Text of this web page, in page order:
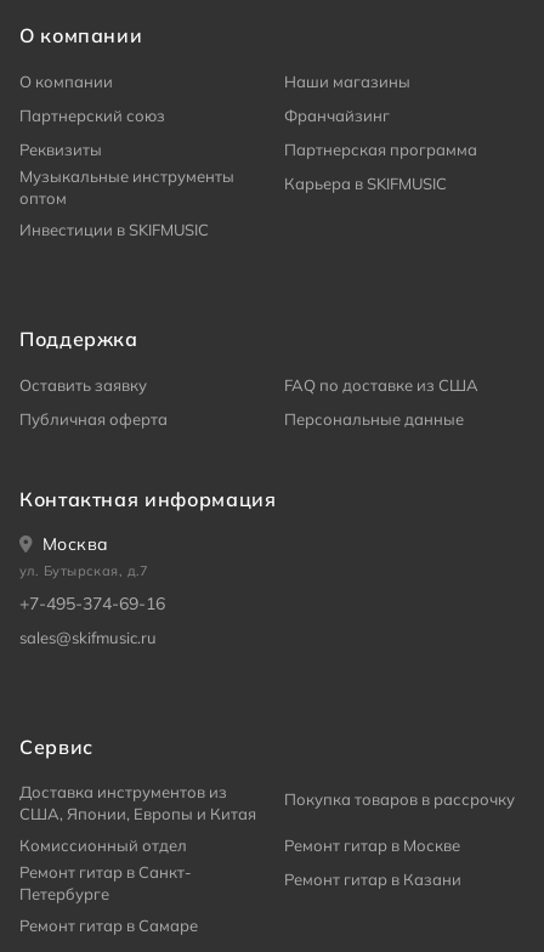
О компании
О компании
Наши магазины
Партнерский союз
Франчайзинг
Реквизиты
Партнерская программа
Музыкальные инструменты
оптом
Карьера в SKIFMUSIC
Инвестиции в SKIFMUSIC
Поддержка
Оставить заявку
FAQ по доставке из США
Публичная оферта
Персональные данные
Контактная информация
Москва
ул. Бутырская, д.7
+7-495-374-69-16
sales@skifmusic.ru
Сервис
Доставка инструментов из
США, Японии, Европы и Китая
Покупка товаров в рассрочку
Комиссионный отдел
Ремонт гитар в Москве
Ремонт гитар в Санкт-
Петербурге
Ремонт гитар в Казани
Ремонт гитар в Самаре